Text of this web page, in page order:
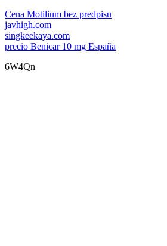
Cena Motilium bez predpisu
javhigh.com
singkeekaya.com
precio Benicar 10 mg España
6W4Qn